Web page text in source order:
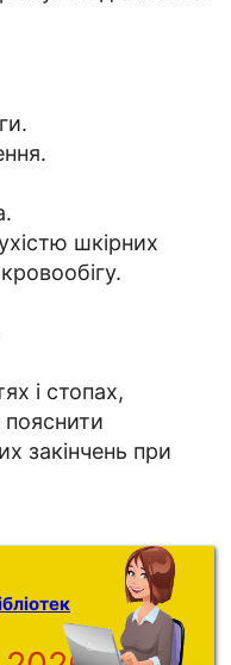
шкірних
і стопах,
пояснити
закінчень при